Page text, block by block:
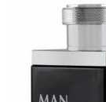
Parfumuri de
Parfumuri de
French Avenue
Jenny Glow